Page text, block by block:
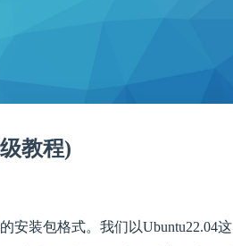
教程)
安装包格式。我们以Ubuntu22.04这